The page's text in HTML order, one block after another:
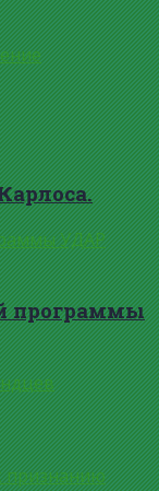
программы